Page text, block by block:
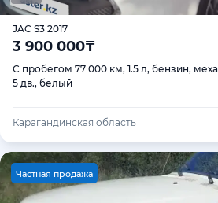
JAC S3 2017
3 900 000₸
С пробегом 77 000 км, 1.5 л, бензин,
5 дв., белый
Карагандинская область
Частная продажа